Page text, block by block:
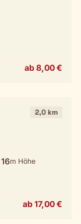
ab 8,00 €
2,0 km
16m Höhe
ab 17,00 €